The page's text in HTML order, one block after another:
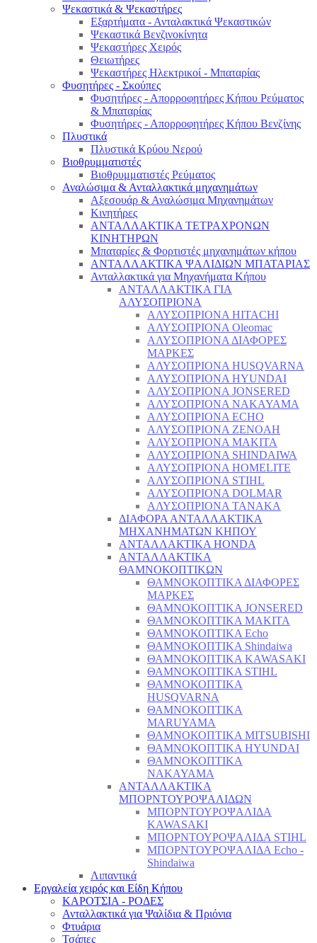
Ψεκαστικά & Ψεκαστήρες
Εξαρτήματα - Ανταλακτικά Ψεκαστικών
Ψεκαστικά Βενζινοκίνητα
Ψεκαστήρες Χειρός
Θειωτήρες
Ψεκαστήρες Ηλεκτρικοί - Μπαταρίας
Φυσητήρες - Σκούπες
Φυσητήρες - Απορροφητήρες Κήπου Ρεύματος
& Μπαταρίας
Φυσητήρες - Απορροφητήρες Κήπου Βενζίνης
Πλυστικά
Πλυστικά Κρύου Νερού
Βιοθρυμματιστές
Βιοθρυμματιστές Ρεύματος
Αναλώσιμα & Ανταλλακτικά μηχανημάτων
Αξεσουάρ & Αναλώσιμα Μηχανημάτων
Κινητήρες
ΑΝΤΑΛΛΑΚΤΙΚΑ ΤΕΤΡΑΧΡΟΝΩΝ
ΚΙΝΗΤΗΡΩΝ
Μπαταρίες & Φορτιστές μηχανημάτων κήπου
ΑΝΤΑΛΛΑΚΤΙΚΑ ΨΑΛΙΔΙΩΝ ΜΠΑΤΑΡΙAΣ
Ανταλλακτικά για Μηχανήματα Κήπου
ΑΝΤΑΛΛΑΚΤΙΚΑ ΓΙΑ
ΑΛΥΣΟΠΡΙΟΝΑ
ΑΛΥΣΟΠΡΙΟΝΑ HITACHI
ΑΛΥΣΟΠΡΙΟΝΑ Oleomac
ΑΛΥΣΟΠΡΙΟΝΑ ΔΙΑΦΟΡΕΣ
ΜΑΡΚΕΣ
ΑΛΥΣΟΠΡΙΟΝΑ HUSQVARNA
ΑΛΥΣΟΠΡΙΟΝΑ HYUNDAI
ΑΛΥΣΟΠΡΙΟΝΑ JONSERED
ΑΛΥΣΟΠΡΙΟΝΑ NAKAYAMA
ΑΛΥΣΟΠΡΙΟΝΑ ECHO
ΑΛΥΣΟΠΡΙΟΝΑ ZENOAH
ΑΛΥΣΟΠΡΙΟΝΑ MAKITA
ΑΛΥΣΟΠΡΙΟΝΑ SHINDAIWA
ΑΛΥΣΟΠΡΙΟΝΑ HOMELITE
ΑΛΥΣΟΠΡΙΟΝΑ STIHL
ΑΛΥΣΟΠΡΙΟΝΑ DOLMAR
ΑΛΥΣΟΠΡΙΟΝΑ TANAKA
ΔΙΑΦΟΡΑ ΑΝΤΑΛΛΑΚΤΙΚΑ
ΜΗΧΑΝΗΜΑΤΩΝ ΚΗΠΟΥ
ΑΝΤΑΛΛΑΚΤΙΚΑ HONDA
ΑΝΤΑΛΛΑΚΤΙΚΑ
ΘΑΜΝΟΚΟΠΤΙΚΩΝ
ΘΑΜΝΟΚΟΠΤΙΚΑ ΔΙΑΦΟΡΕΣ
ΜΑΡΚΕΣ
ΘΑΜΝΟΚΟΠΤΙΚΑ JONSERED
ΘΑΜΝΟΚΟΠΤΙΚΑ MAKITA
ΘΑΜΝΟΚΟΠΤΙΚΑ Echo
ΘΑΜΝΟΚΟΠΤΙΚΑ Shindaiwa
ΘΑΜΝΟΚΟΠΤΙΚΑ KAWASAKI
ΘΑΜΝΟΚΟΠΤΙΚΑ STIHL
ΘΑΜΝΟΚΟΠΤΙΚΑ
HUSQVARNA
ΘΑΜΝΟΚΟΠΤΙΚΑ
MARUYAMA
ΘΑΜΝΟΚΟΠΤΙΚΑ MITSUBISHI
ΘΑΜΝΟΚΟΠΤΙΚΑ HYUNDAI
ΘΑΜΝΟΚΟΠΤΙΚΑ
NAKAYAMA
ΑΝΤΑΛΛΑΚΤΙΚΑ
ΜΠΟΡΝΤΟΥΡΟΨΑΛΙΔΩΝ
ΜΠΟΡΝΤΟΥΡΟΨΑΛΙΔΑ
KAWASAKI
ΜΠΟΡΝΤΟΥΡΟΨΑΛΙΔΑ STIHL
ΜΠΟΡΝΤΟΥΡΟΨΑΛΙΔΑ Echo -
Shindaiwa
Λιπαντικά
Εργαλεία χειρός και Είδη Κήπου
ΚΑΡΟΤΣΙΑ - ΡΟΔΕΣ
Ανταλλακτικά για Ψαλίδια & Πριόνια
Φτυάρια
Τσάπες